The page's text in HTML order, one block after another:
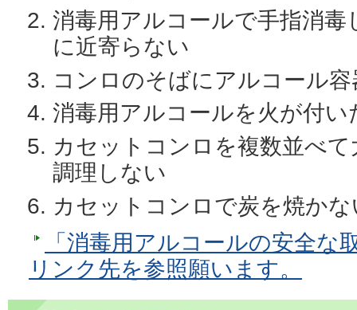
消毒用アルコールで手指消
に近寄らない
コンロのそばにアルコール
消毒用アルコールを火が付
カセットコンロを複数並べ
調理しない
カセットコンロで炭を焼かな
「消毒用アルコールの安全な
リンク先を参照願います。